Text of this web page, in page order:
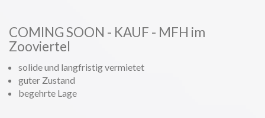
COMING SOON - KAUF - MFH im
Zooviertel
solide und langfristig vermietet
guter Zustand
begehrte Lage